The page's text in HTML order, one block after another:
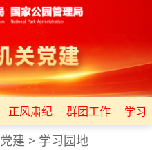
正风肃纪 群团工作 学习
党建 > 学习园地